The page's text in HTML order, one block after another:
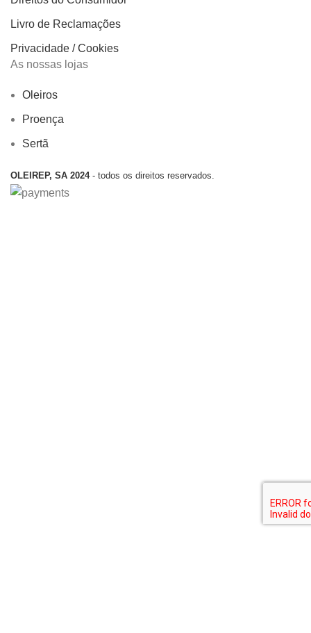
Livro de Reclamações
Privacidade / Cookies
As nossas lojas
Oleiros
Proença
Sertã
OLEIREP, SA 2024 - todos os direitos reservados.